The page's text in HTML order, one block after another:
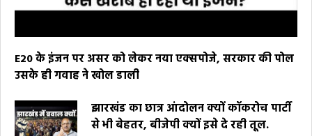
E20 के इंजन पर असर को लेकर नया एक्सपोजे, सरकार की पोल
उसके ही गवाह ने खोल डाली
झारखंड का छात्र आंदोलन क्यों कॉकरोच पार्टी
से भी बेहतर, बीजेपी क्यों इसे दे रही तूल.